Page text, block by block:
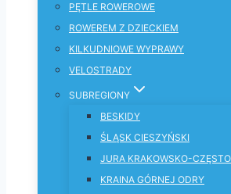
PĘTLE ROWEROWE
ROWEREM Z DZIECKIEM
KILKUDNIOWE WYPRAWY
VELOSTRADY
SUBREGIONY
BESKIDY
ŚLĄSK CIESZYŃSKI
JURA KRAKOWSKO-
KRAINA GÓRNEJ ODRY